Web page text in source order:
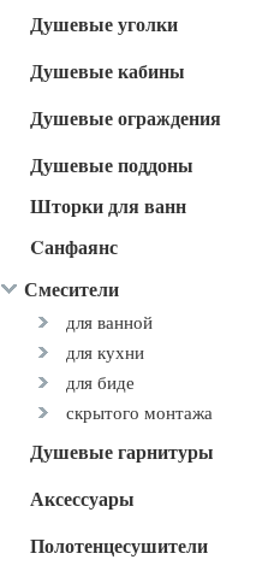
Душевые уголки
Душевые кабины
Душевые ограждения
Душевые поддоны
Шторки для ванн
Cанфаянс
Смесители
для ванной
для кухни
для биде
скрытого монтажа
Душевые гарнитуры
Аксессуары
Полотенцесушители